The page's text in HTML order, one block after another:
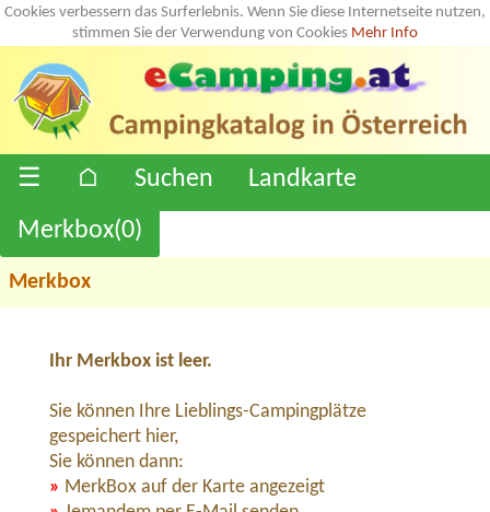
Cookies verbessern das Surferlebnis. Wenn Sie diese Internetseite nutzen,
stimmen Sie der Verwendung von Cookies Mehr Info
☰ ⌂ Suchen
Landkarte
Merkbox(0)
Merkbox
Ihr Merkbox ist leer.
Sie können Ihre Lieblings-Campingplätze
gespeichert hier,
Sie können dann:
» MerkBox auf der Karte angezeigt